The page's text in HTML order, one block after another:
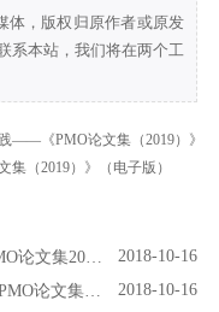
体，版权归原作者或原发
系本站，我们将在两个工
（2019）》（电子版）
2018-10-16
项目管控平台助力PMO管理创新--《PMO论文集2016》
2018-10-16
XW公司PMO团队建设模型研究——《PMO论文集2016》